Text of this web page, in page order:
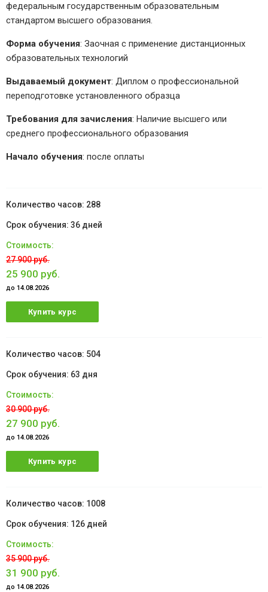
федеральным государственным образовательным
стандартом высшего образования.
Форма обучения: Заочная с применение дистанционных
образовательных технологий
Выдаваемый документ: Диплом о профессиональной
переподготовке установленного образца
Требования для зачисления: Наличие высшего или
среднего профессионального образования
Начало обучения: после оплаты
288
36 дней
27 900 руб.
25 900 руб.
до 14.08.2026
Купить курс
504
63 дня
30 900 руб.
27 900 руб.
до 14.08.2026
Купить курс
1008
126 дней
35 900 руб.
31 900 руб.
до 14.08.2026